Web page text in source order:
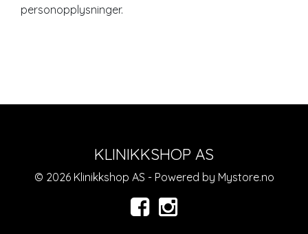
personopplysninger.
KLINIKKSHOP AS
© 2026 Klinikkshop AS - Powered by Mystore.no